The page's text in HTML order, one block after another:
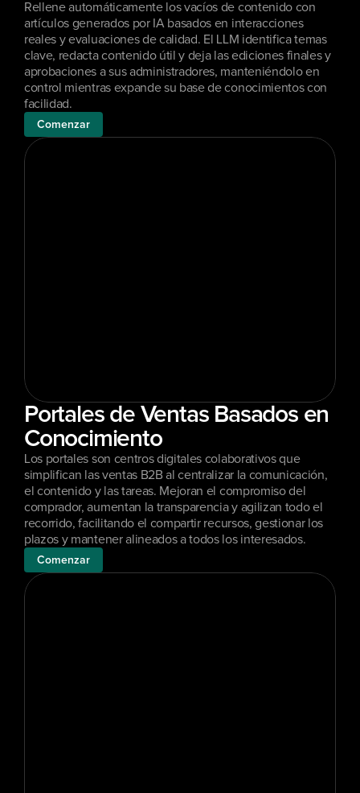
Rellene automáticamente los vacíos de contenido con
artículos generados por IA basados en interacciones
reales y evaluaciones de calidad. El LLM identifica temas
clave, redacta contenido útil y deja las ediciones finales y
aprobaciones a sus administradores, manteniéndolo en
control mientras expande su base de conocimientos con
facilidad.
Comenzar
Portales de Ventas Basados en
Conocimiento
Los portales son centros digitales colaborativos que
simplifican las ventas B2B al centralizar la comunicación,
el contenido y las tareas. Mejoran el compromiso del
comprador, aumentan la transparencia y agilizan todo el
recorrido, facilitando el compartir recursos, gestionar los
plazos y mantener alineados a todos los interesados.
Comenzar